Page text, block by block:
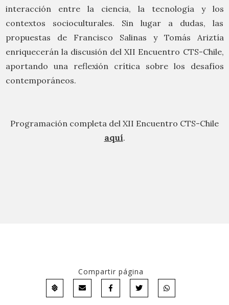
interacción entre la ciencia, la tecnología y los
contextos socioculturales. Sin lugar a dudas, las
propuestas de Francisco Salinas y Tomás Ariztía
enriquecerán la discusión del XII Encuentro CTS-Chile,
aportando una reflexión crítica sobre los desafíos
contemporáneos.
Programación completa del XII Encuentro CTS-Chile
aquí.
Compartir página